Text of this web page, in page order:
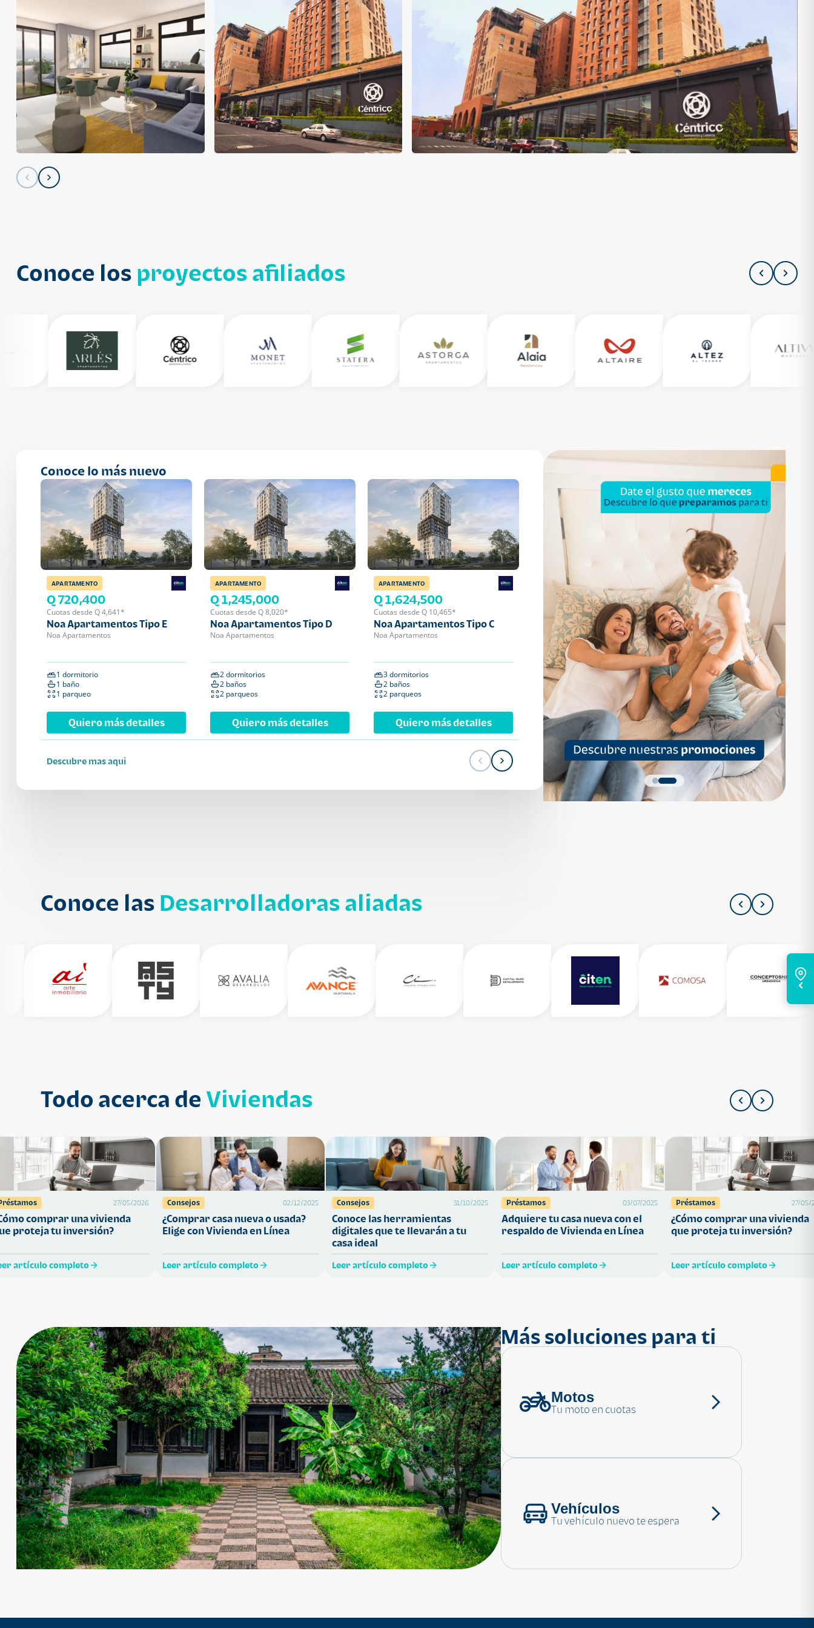
Conoce los proyectos afiliados
Conoce lo más nuevo
APARTAMENTO
Q 720,400
Cuotas desde Q 4,641*
Noa Apartamentos Tipo E
Noa Apartamentos
1 dormitorio
1 baño
1 parqueo
Quiero más detalles
APARTAMENTO
Q 1,245,000
Cuotas desde Q 8,020*
Noa Apartamentos Tipo D
Noa Apartamentos
2 dormitorios
2 baños
2 parqueos
Quiero más detalles
APARTAMENTO
Q 1,624,500
Cuotas desde Q 10,465*
Noa Apartamentos Tipo C
Noa Apartamentos
3 dormitorios
2 baños
2 parqueos
Quiero más detalles
APARTAMENTO
Q 1,136,200
Cuotas desde Q 7,319*
Noa Apartamentos Tipo B
Noa Apartamentos
2 dormitorios
2 baños
1 parqueo
Quiero más detalles
APARTAMENTO
Q 1,559,700
Cuotas desde Q 10,047*
Noa Apartamentos Tipo A
Noa Apartamentos
3 dormitorios
2 baños
2 parqueos
Quiero más detalles
Descubre mas aqui
Conoce las Desarrolladoras aliadas
Todo acerca de Viviendas
27/05/2026
comprar una vivienda
proteja tu inversión?
artículo completo
Consejos 02/12/2025
¿Comprar casa nueva o usada?
Elige con Vivienda en Línea
Leer artículo completo
Consejos 31/10/2025
Conoce las herramientas
digitales que te llevarán a tu
casa ideal
Leer artículo completo
Préstamos 03/07/2025
Adquiere tu casa nueva con el
respaldo de Vivienda en Línea
Leer artículo completo
Préstamos 27/05/
¿Cómo comprar una vivienda
que proteja tu inversión?
Leer artículo completo
Más soluciones para ti
Motos
Tu moto en cuotas
Vehículos
Tu vehículo nuevo te espera